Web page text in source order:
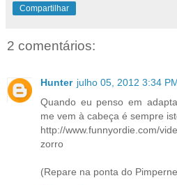
Compartilhar
2 comentários:
Hunter julho 05, 2012 3:34
Quando eu penso em
me vem à cabeça é sempre
http://www.funnyordie.com/
zorro
(Repare na ponta do